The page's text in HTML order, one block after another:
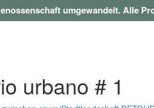
umgewandelt. Alle
urbano # 1